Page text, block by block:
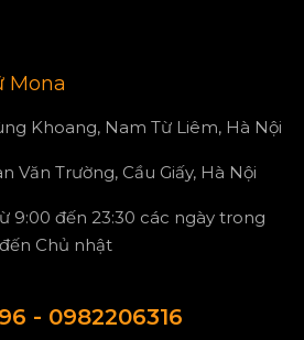
Mona
Khoang, Nam Từ Liêm, Hà Nội
Văn Trường, Cầu Giấy, Hà Nội
9:00 đến 23:30 các ngày trong
Chủ nhật
- 0982206316